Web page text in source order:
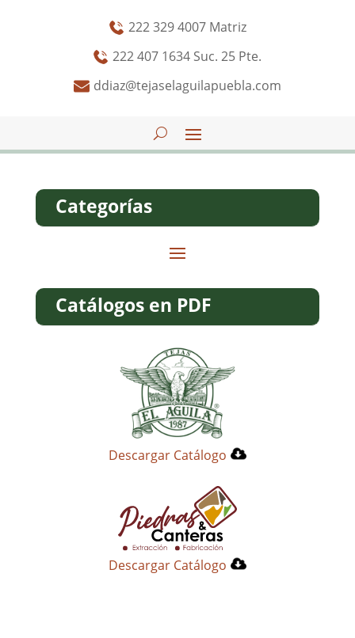
222 329 4007 Matriz
222 407 1634 Suc. 25 Pte.
ddiaz@tejaselaguilapuebla.com
Categorías
Catálogos en PDF
Descargar Catálogo
Descargar Catálogo